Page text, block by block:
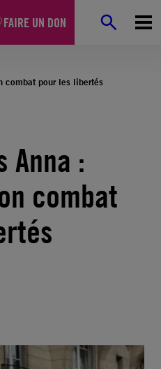
FAIRE UN DON
combat pour les libertés
Anna :
combat